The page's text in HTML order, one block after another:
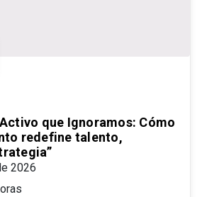
que Ignoramos: Cómo
redefine talento,
2026